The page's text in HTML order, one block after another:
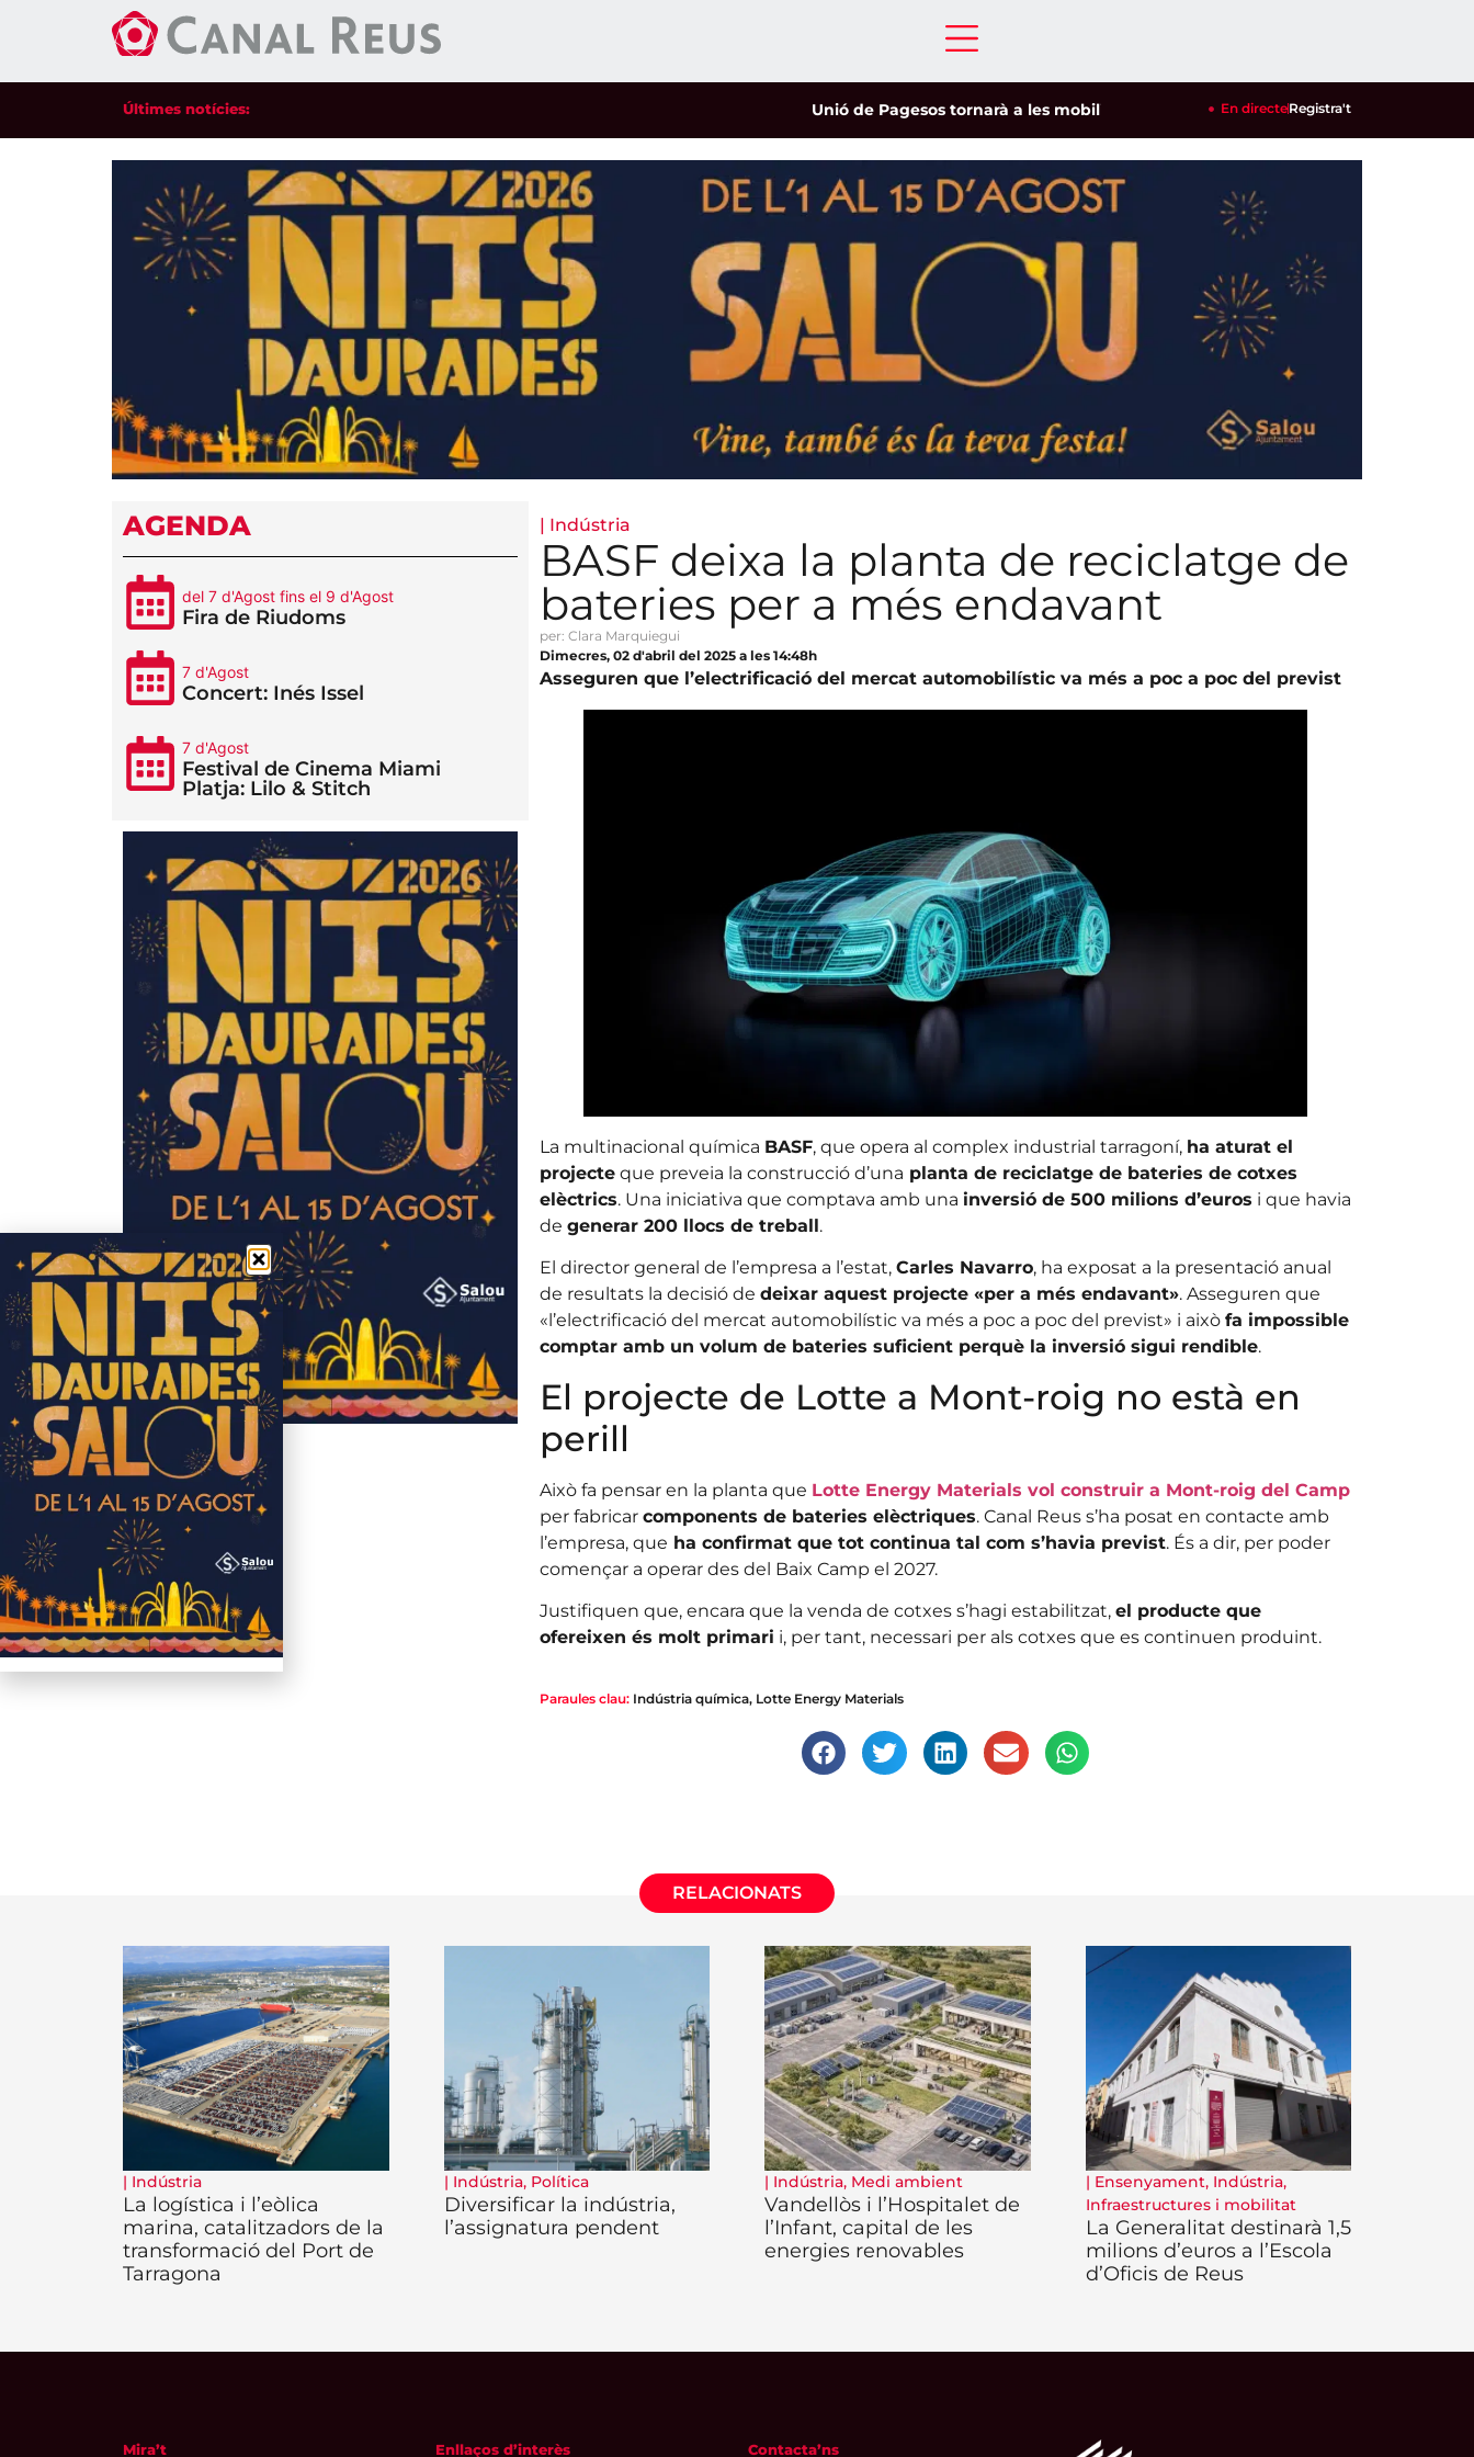
Últimes notícies: Unió de Pagesos tornarà a les mobilitzacions per defensar els cultius de la garrofa i
En directeRegistra't
AGENDA
del 7 d'Agost fins el 9 d'Agost
Fira de Riudoms
7 d'Agost
Concert: Inés Issel
7 d'Agost
Festival de Cinema Miami
Platja: Lilo & Stitch
| Indústria
BASF deixa la planta de reciclatge de
bateries per a més endavant
per: Clara Marquiegui
Dimecres, 02 d'abril del 2025 a les 14:48h
Asseguren que l’electrificació del mercat automobilístic va més a poc a poc del previst
La multinacional química BASF, que opera al complex industrial tarragoní, ha aturat el
projecteque preveia la construcció d’una planta de reciclatge de bateries de cotxes
elèctrics. Una iniciativa que comptava amb una inversió de 500 milions d’euros i que havia
de generar 200 llocs de treball.
El director general de l’empresa a l’estat, Carles Navarro, ha exposat a la presentació anual
de resultats la decisió de deixar aquest projecte «per a més endavant». Asseguren que
«l’electrificació del mercat automobilístic va més a poc a poc del previst» i això fa impossible
comptar amb un volum de bateries suficient perquè la inversió sigui rendible.
El projecte de Lotte a Mont-roig no està en
perill
Això fa pensar en la planta que Lotte Energy Materials vol construir a Mont-roig del Camp
per fabricar components de bateries elèctriques. Canal Reus s’ha posat en contacte amb
l’empresa, que ha confirmat que tot continua tal com s’havia previst. És a dir, per poder
començar a operar des del Baix Camp el 2027.
Justifiquen que, encara que la venda de cotxes s’hagi estabilitzat, el producte que
ofereixen és molt primari i, per tant, necessari per als cotxes que es continuen produint.
Paraules clau: Indústria química, Lotte Energy Materials
RELACIONATS
| Indústria
La logística i l’eòlica
marina, catalitzadors de la
transformació del Port de
Tarragona
| Indústria, Política
Diversificar la indústria,
l’assignatura pendent
| Indústria, Medi ambient
Vandellòs i l’Hospitalet de
l’Infant, capital de les
energies renovables
| Ensenyament, Indústria,
Infraestructures i mobilitat
La Generalitat destinarà 1,5
milions d’euros a l’Escola
d’Oficis de Reus
Mira’t Enllaços d’interès Contacta’ns